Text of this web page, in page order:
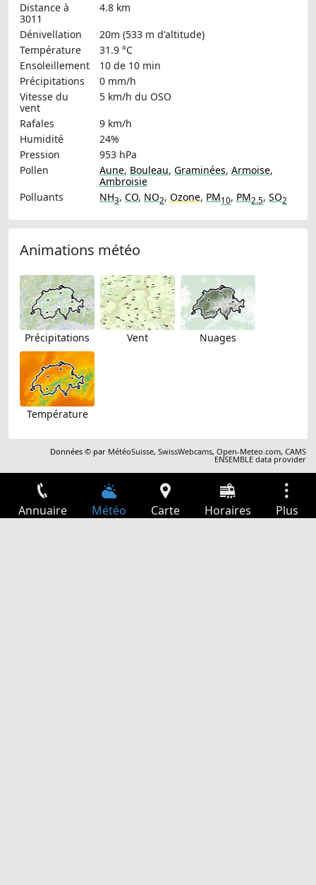
Distance à
3011
4.8 km
Dénivellation
20m (533 m d'altitude)
Température
31.9 °C
Ensoleillement
10 de 10 min
Précipitations
0 mm/h
Vitesse du
vent
5 km/h du OSO
Rafales
9 km/h
Humidité
24%
Pression
953 hPa
Pollen
Aune, Bouleau, Graminées, Armoise,
Ambroisie
Polluants
NH3, CO, NO2, Ozone, PM10, PM2.5, SO2
Animations météo
Précipitations Vent Nuages
Température
Données © par MétéoSuisse,SwissWebcams,Open-Meteo.com,CAMS
ENSEMBLE data provider
Annuaire Météo Carte Horaires Plus